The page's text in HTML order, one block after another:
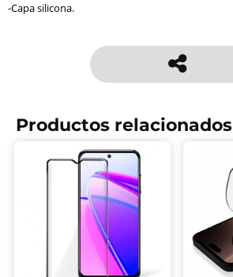
-Capa silicona.
Productos relacionados